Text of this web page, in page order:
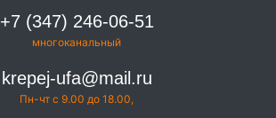
+7 (347) 246-06-51
многоканальный
krepej-ufa@mail.ru
Пн-чт с 9.00 до 18.00,